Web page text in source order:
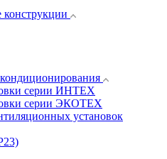
серии ИНТЕХ
серии ЭКОТЕХ
установок